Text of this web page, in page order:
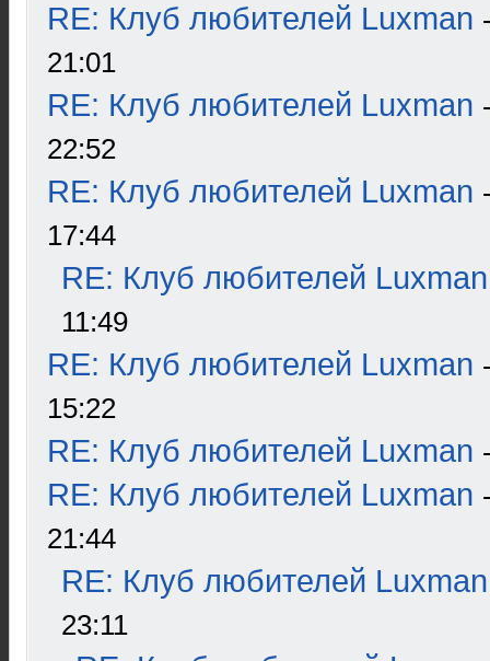
RE: Клуб любителей Luxman
21:01
RE: Клуб любителей Luxman
22:52
RE: Клуб любителей Luxman
17:44
RE: Клуб любителей Luxman
11:49
RE: Клуб любителей Luxman
15:22
RE: Клуб любителей Luxman
RE: Клуб любителей Luxman
21:44
RE: Клуб любителей Luxman
23:11